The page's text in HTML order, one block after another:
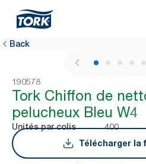
Back
1 / 5
190578
Tork Chiffon de
pelucheux Bleu W4
Unités par colis
400
Télécharger la